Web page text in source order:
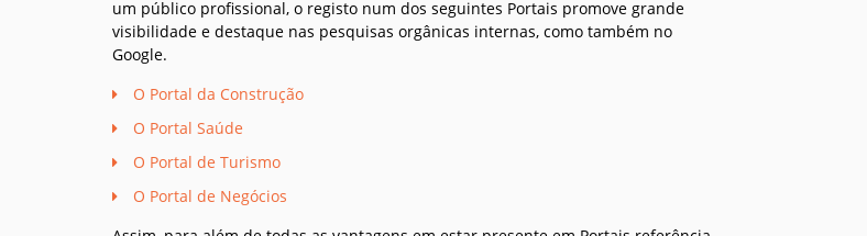
um público profissional, o registo num dos seguintes Portais promove grande
visibilidade e destaque nas pesquisas orgânicas internas, como também no
Google.
O Portal da Construção
O Portal Saúde
O Portal de Turismo
O Portal de Negócios